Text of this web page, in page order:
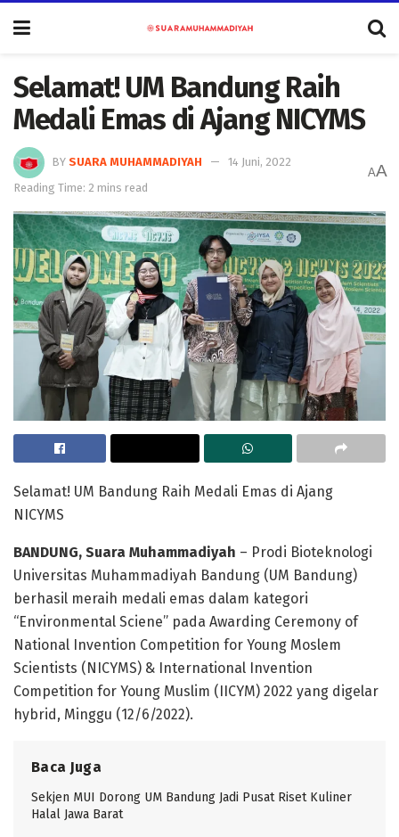
Selamat! UM Bandung Raih
Medali Emas di Ajang NICYMS
BY SUARA MUHAMMADIYAH
14 Juni, 2022
Reading Time: 2 mins read
AA
Selamat! UM Bandung Raih Medali Emas di Ajang
NICYMS
BANDUNG, Suara Muhammadiyah – Prodi Bioteknologi
Universitas Muhammadiyah Bandung (UM Bandung)
berhasil meraih medali emas dalam kategori
“Environmental Sciene” pada Awarding Ceremony of
National Invention Competition for Young Moslem
Scientists (NICYMS) & International Invention
Competition for Young Muslim (IICYM) 2022 yang digelar
hybrid, Minggu (12/6/2022).
Baca Juga
Sekjen MUI Dorong UM Bandung Jadi Pusat Riset Kuliner
Halal Jawa Barat